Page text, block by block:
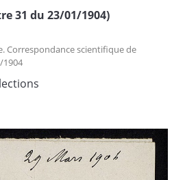
31 du 23/01/1904)
Correspondance scientifique de
1904